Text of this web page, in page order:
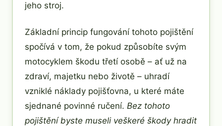
jeho stroj.
Základní princip fungování tohoto pojištění
spočívá v tom, že pokud způsobíte svým
motocyklem škodu třetí osobě – ať už na
zdraví, majetku nebo životě – uhradí
vzniklé náklady pojišťovna, u které máte
sjednané povinné ručení. Bez tohoto
pojištění byste museli veškeré škody hradit